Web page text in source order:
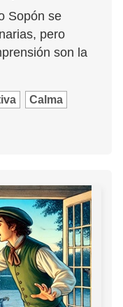
Sopón se
pero
son la
Calma